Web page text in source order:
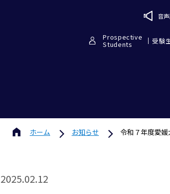
音
Prospective
Students 受験
ホーム お知らせ 令和７年度愛
2025.02.12